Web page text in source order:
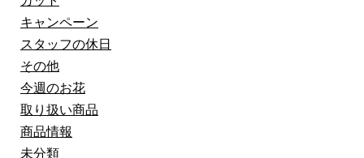
キャンペーン
スタッフの休日
その他
今週のお花
取り扱い商品
商品情報
未分類